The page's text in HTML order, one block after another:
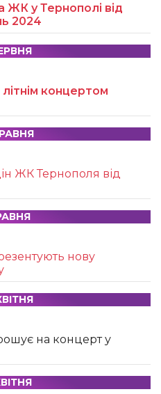
ЖК у Тернополі від
2024
концертом
ЖК Тернополя від
нову
на концерт у